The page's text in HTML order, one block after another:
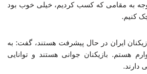
به مقامی که کسب کردیم، خیلی خوب بود
کنیم.
ایران در حال پیشرفت هستند، گفت: به
هستم. بازیکنان جوانی هستند و توانایی
دارند.